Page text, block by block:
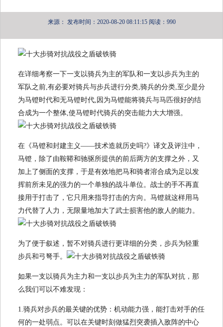
来源： 发布时间：2020-08-20 08:11:15 阅读：990
在详细考察一下一支以骑兵为主的军队和一支以步兵为主的
军队之前,有必要对骑兵与步兵进行分类,骑兵的分类,至少是分
为马镫时代和无马镫时代,因为马镫能将骑兵与马匹很好的结
合成为一个整体,使马镫时代骑兵的突击能力大大增强。
在《马镫和封建主义——技术造就历史吗?》译文及评注中，
马镫，除了由鞍鞯和驰驱所提供的前后两方的支撑之外，又
加上了侧面的支撑，于是有效地把马和骑者溶合成为足以发
挥前所未见的强力的一个单独的战斗单位。战士的手不再直
接用于打击了，它只用来指导打击的方向。马镫就这样用马
力代替了人力，无限量地加大了武士损害他的敌人的能力。
为了便于叙述，暂不对骑兵进行更详细的分类，步兵为轻重
步兵和弓弩手。
如果一支以骑兵为主力和一支以步兵为主力的军队对抗，那
么我们可以不难发现：
1.骑兵对步兵的最关键的优势：机动能力强，能打击对手的任
何的一处弱点。可以在关键时刻做猛烈突袭插入敌阵的中心